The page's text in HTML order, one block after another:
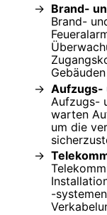
Brand-
Brand-
Aufzugs-
Aufzugs-
warten
um die
-